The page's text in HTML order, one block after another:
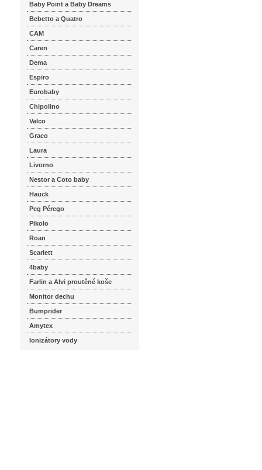
Baby Point a Baby Dreams
Bebetto a Quatro
CAM
Caren
Dema
Espiro
Eurobaby
Chipolino
Valco
Graco
Laura
Livorno
Nestor a Coto baby
Hauck
Peg Pérego
Pikolo
Roan
Scarlett
4baby
Farlin a Alvi proutěné koše
Monitor dechu
Bumprider
Amytex
Ionizátory vody